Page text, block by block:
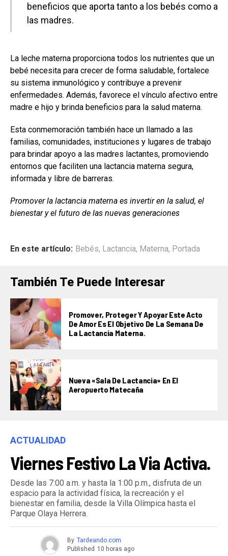
beneficios que aporta tanto a los bebés como a
las madres.
La leche materna proporciona todos los nutrientes que un
bebé necesita para crecer de forma saludable, fortalece
su sistema inmunológico y contribuye a prevenir
enfermedades. Además, favorece el vínculo afectivo entre
madre e hijo y brinda beneficios para la salud materna.
Esta conmemoración también hace un llamado a las
familias, comunidades, instituciones y lugares de trabajo
para brindar apoyo a las madres lactantes, promoviendo
entornos que faciliten una lactancia materna segura,
informada y libre de barreras.
Promover la lactancia materna es invertir en la salud, el
bienestar y el futuro de las nuevas generaciones
En este artículo: Bebés, Lactancia, Materna, Portada
También Te Puede Interesar
Promover, Proteger Y Apoyar Este Acto
De Amor Es El Objetivo De La Semana De
La Lactancia Materna.
Nueva «Sala De Lactancia» En El
Aeropuerto Matecaña
ACTUALIDAD
Viernes Festivo La Via Activa.
Desde las 7:00 a.m. y hasta la 1:00 p.m., disfruta de un
espacio para la actividad física, la recreación y el
bienestar en familia, desde la Villa Olímpica hasta el
Parque Olaya Herrera.
By Tardeando.com
Published 10 horas ago